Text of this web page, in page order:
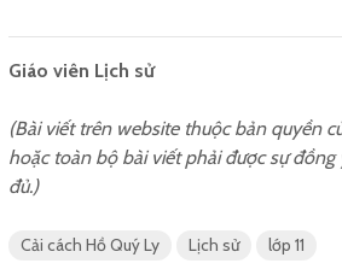
Giáo viên Lịch sử
(Bài viết trên website thuộc bản quyền
hoặc toàn bộ bài viết phải được sự
đủ.)
Cải cách Hồ Quý Ly Lịch sử lớp 11